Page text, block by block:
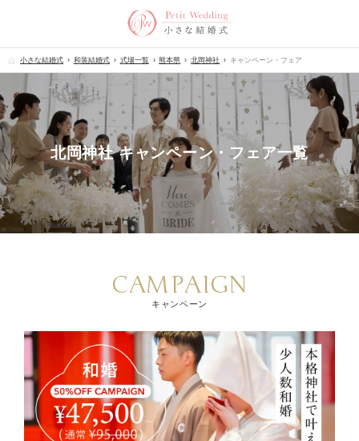
小さな結婚式 和装結婚式 式場一覧 熊本県 北岡神社 キャンペーン・フェア
北岡神社 キャンペーン・フェア一覧
CAMPAIGN
キャンペーン